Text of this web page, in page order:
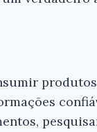
criamos
de que o livro é